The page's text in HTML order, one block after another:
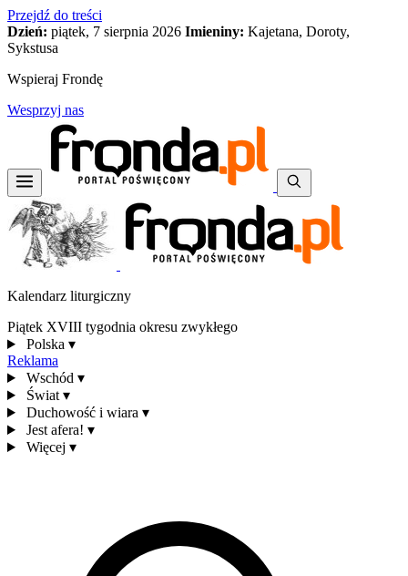
Przejdź do treści
Dzień: piątek, 7 sierpnia 2026 Imieniny: Kajetana, Doroty,
Sykstusa
Wspieraj Frondę
Wesprzyj nas
Kalendarz liturgiczny
Piątek XVIII tygodnia okresu zwykłego
Polska ▾
Reklama
Wschód ▾
Świat ▾
Duchowość i wiara ▾
Jest afera! ▾
Więcej ▾